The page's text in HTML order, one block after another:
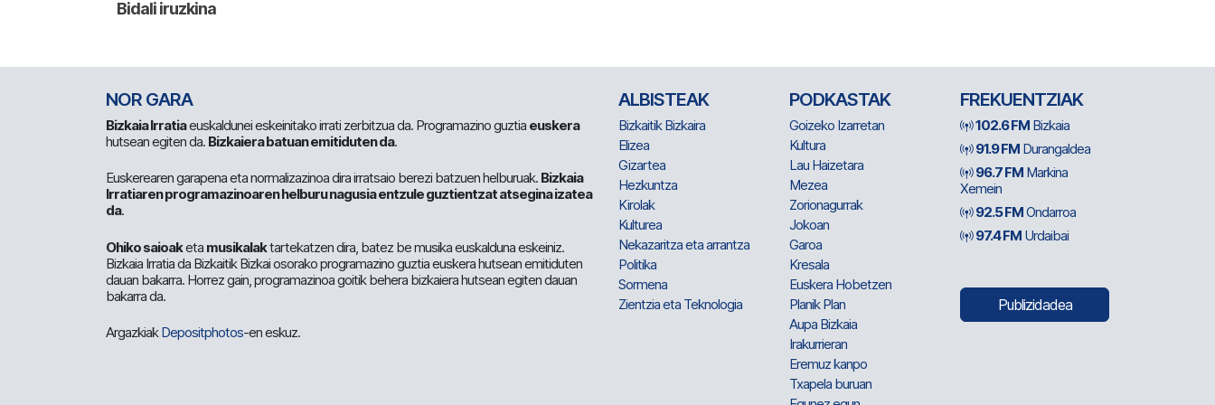
NOR GARA
Bizkaia Irratiaeuskaldunei eskeinitako irrati zerbitzua da. Programazino guztia euskera
hutsean egiten da. Bizkaiera batuan emitiduten da.
Euskerearen garapena eta normalizazinoa dira irratsaio berezi batzuen helburuak. Bizkaia
Irratiaren programazinoaren helburu nagusia entzule guztientzat atsegina izatea
da.
Ohiko saioaketa musikalaktartekatzen dira, batez be musika euskalduna eskeiniz.
Bizkaia Irratia da Bizkaitik Bizkai osorako programazino guztia euskera hutsean emitiduten
dauan bakarra. Horrez gain, programazinoa goitik behera bizkaiera hutsean egiten dauan
bakarra da.
ArgazkiakDepositphotos-en eskuz.
ALBISTEAK
Bizkaitik Bizkaira
Elizea
Gizartea
Hezkuntza
Kirolak
Kulturea
Nekazaritza eta arrantza
Politika
Sormena
Zientzia eta Teknologia
PODKASTAK
Goizeko Izarretan
Kultura
Lau Haizetara
Mezea
Zorionagurrak
Jokoan
Garoa
Kresala
Euskera Hobetzen
Planik Plan
Aupa Bizkaia
Irakurrieran
Eremuz kanpo
Txapela buruan
FREKUENTZIAK
102.6 FM Bizkaia
91.9 FM Durangaldea
96.7 FM Markina
Xemein
92.5 FMOndarroa
97.4 FM Urdaibai
Publizidadea